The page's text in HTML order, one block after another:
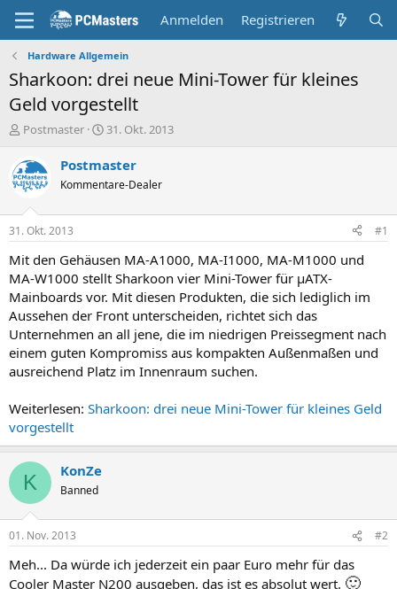
Anmelden Registrieren
Hardware Allgemein
Sharkoon: drei neue Mini-Tower für kleines
Geld vorgestellt
E
s
t
e
e
r
Postmaster
E
s
e
t
a
m
31. Okt. 2013
Postmaster
Kommentare-Dealer
31. Okt. 2013 #1
Mit den Gehäusen MA-A1000, MA-I1000, MA-M1000 und
MA-W1000 stellt Sharkoon vier Mini-Tower für µATX-
Mainboards vor. Mit diesen Produkten, die sich lediglich im
Aussehen der Front unterscheiden, richtet sich das
Unternehmen an all jene, die im niedrigen Preissegment nach
einem guten Kompromiss aus kompakten Außenmaßen und
ausreichend Platz im Innenraum suchen.
Weiterlesen: Sharkoon: drei neue Mini-Tower für kleines Geld
vorgestellt
K KonZe
Banned
01. Nov. 2013 #2
Meh... Da würde ich jederzeit ein paar Euro mehr für das
Cooler Master N200 ausgeben, das ist es absolut wert. 🙂